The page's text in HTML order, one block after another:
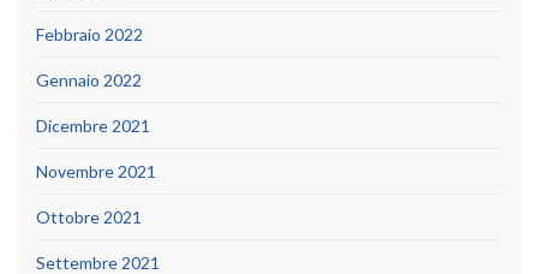
Febbraio 2022
Gennaio 2022
Dicembre 2021
Novembre 2021
Ottobre 2021
Settembre 2021